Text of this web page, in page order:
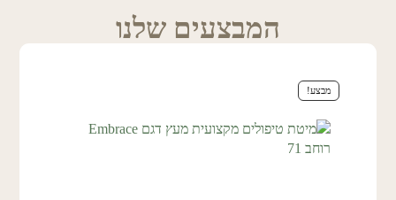
המבצעים שלנו
מבצע!